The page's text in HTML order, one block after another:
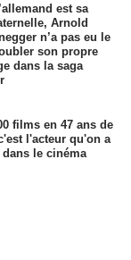
est sa
Arnold
n’a pas eu le
son propre
dans la saga
films en 47 ans de
l'acteur qu'on a
dans le cinéma